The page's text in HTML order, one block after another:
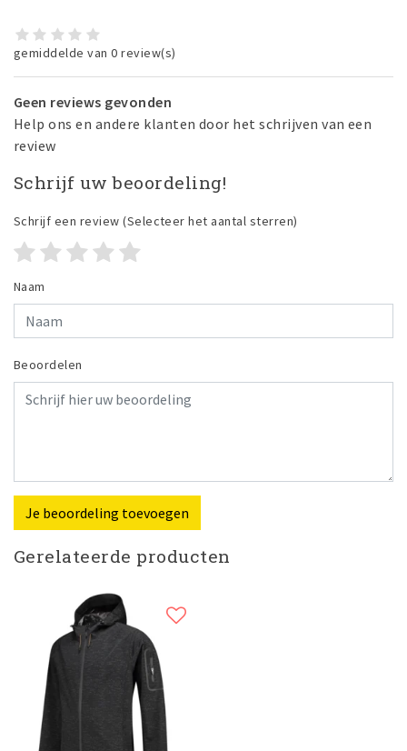
gemiddelde van 0 review(s)
Geen reviews gevonden
Help ons en andere klanten door het schrijven van een
review
Schrijf uw beoordeling!
Schrijf een review (Selecteer het aantal sterren)
Naam
Beoordelen
Je beoordeling toevoegen
Gerelateerde producten